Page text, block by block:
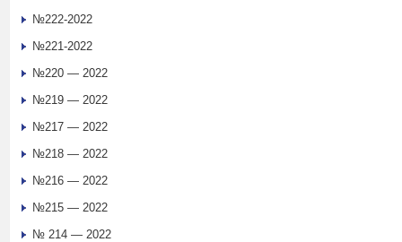
№222-2022
№221-2022
№220 — 2022
№219 — 2022
№217 — 2022
№218 — 2022
№216 — 2022
№215 — 2022
№ 214 — 2022